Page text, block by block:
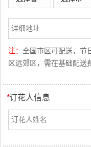
注： 全国市区可配送，节
区远郊区，需在基础配送
*订花人信息